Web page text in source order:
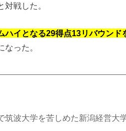
戦した。
ハイとなる29得点13リバウンド
った。
筑波大学を苦しめた新潟経営大